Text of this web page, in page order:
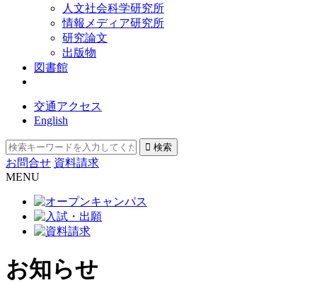
人文社会科学研究所
情報メディア研究所
研究論文
出版物
図書館
交通アクセス
English
お問合せ 資料請求
MENU
お知らせ